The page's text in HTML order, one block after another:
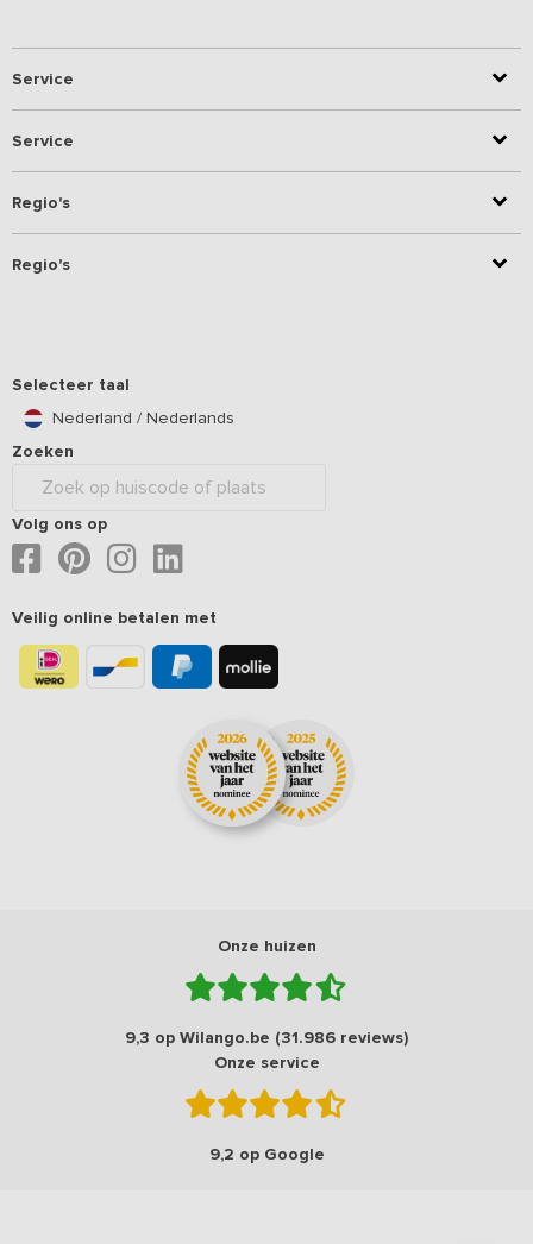
Service
Service
Regio's
Regio's
Selecteer taal
Nederland / Nederlands
Zoeken
Volg ons op
Veilig online betalen met
Onze huizen
9,3 op Wilango.be (31.986 reviews)
Onze service
9,2 op Google